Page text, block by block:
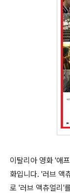
이탈리아 영화 '애
화입니다. '러브 액
로 '러브 액츄얼리'